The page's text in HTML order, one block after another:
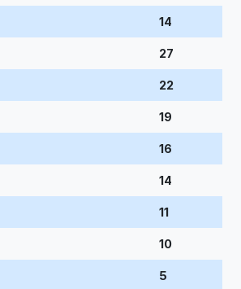
14
27
22
19
16
14
11
10
5